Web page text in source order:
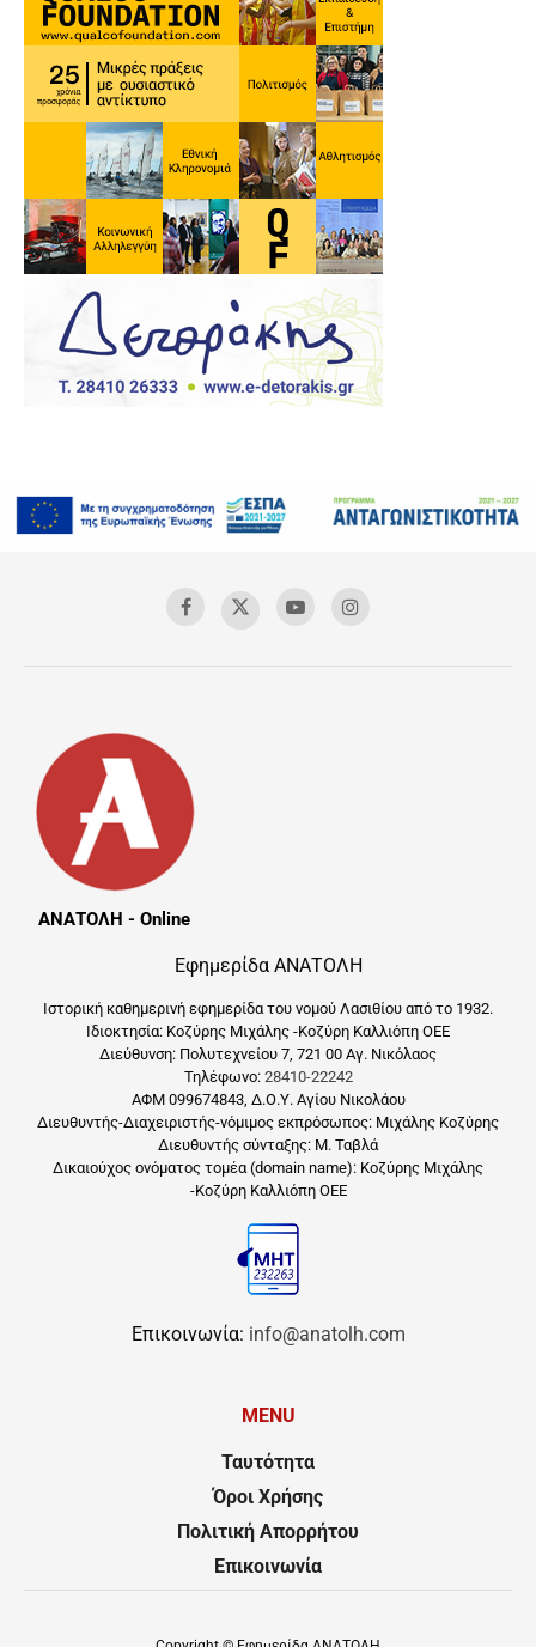
ΑΝΑΤΟΛΗ - Online
Εφημερίδα ΑΝΑΤΟΛΗ
Ιστορική καθημερινή εφημερίδα του νομού Λασιθίου από το 1932.
Ιδιοκτησία: Κοζύρης Μιχάλης -Κοζύρη Καλλιόπη ΟΕΕ
Διεύθυνση: Πολυτεχνείου 7, 721 00 Αγ. Νικόλαος
Τηλέφωνο: 28410-22242
ΑΦΜ 099674843, Δ.Ο.Υ. Αγίου Νικολάου
Διευθυντής-Διαχειριστής-νόμιμος εκπρόσωπος: Μιχάλης Κοζύρης
Διευθυντής σύνταξης: Μ. Ταβλά
Δικαιούχος ονόματος τομέα (domain name): Κοζύρης Μιχάλης
-Κοζύρη Καλλιόπη ΟΕΕ
Επικοινωνία: info@anatolh.com
MENU
Ταυτότητα
Όροι Χρήσης
Πολιτική Απορρήτου
Επικοινωνία